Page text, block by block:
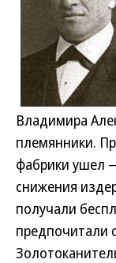
Владимира
племянники.
фабрики ушел
снижения
получали
предпочитали